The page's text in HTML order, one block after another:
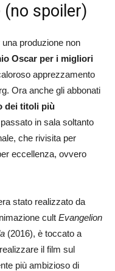
spoiler)
produzione non
Oscar per i migliori
apprezzamento
Ora anche gli abbonati
dei titoli più
in sala soltanto
che rivisita per
eccellenza, ovvero
stato realizzato da
cult Evangelion
(2016), è toccato a
il film sul
più ambizioso di